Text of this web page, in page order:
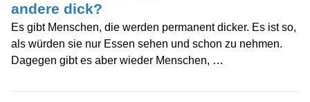
andere dick?
Es gibt Menschen, die werden permanent dicker. Es ist so,
als würden sie nur Essen sehen und schon zu nehmen.
Dagegen gibt es aber wieder Menschen, …